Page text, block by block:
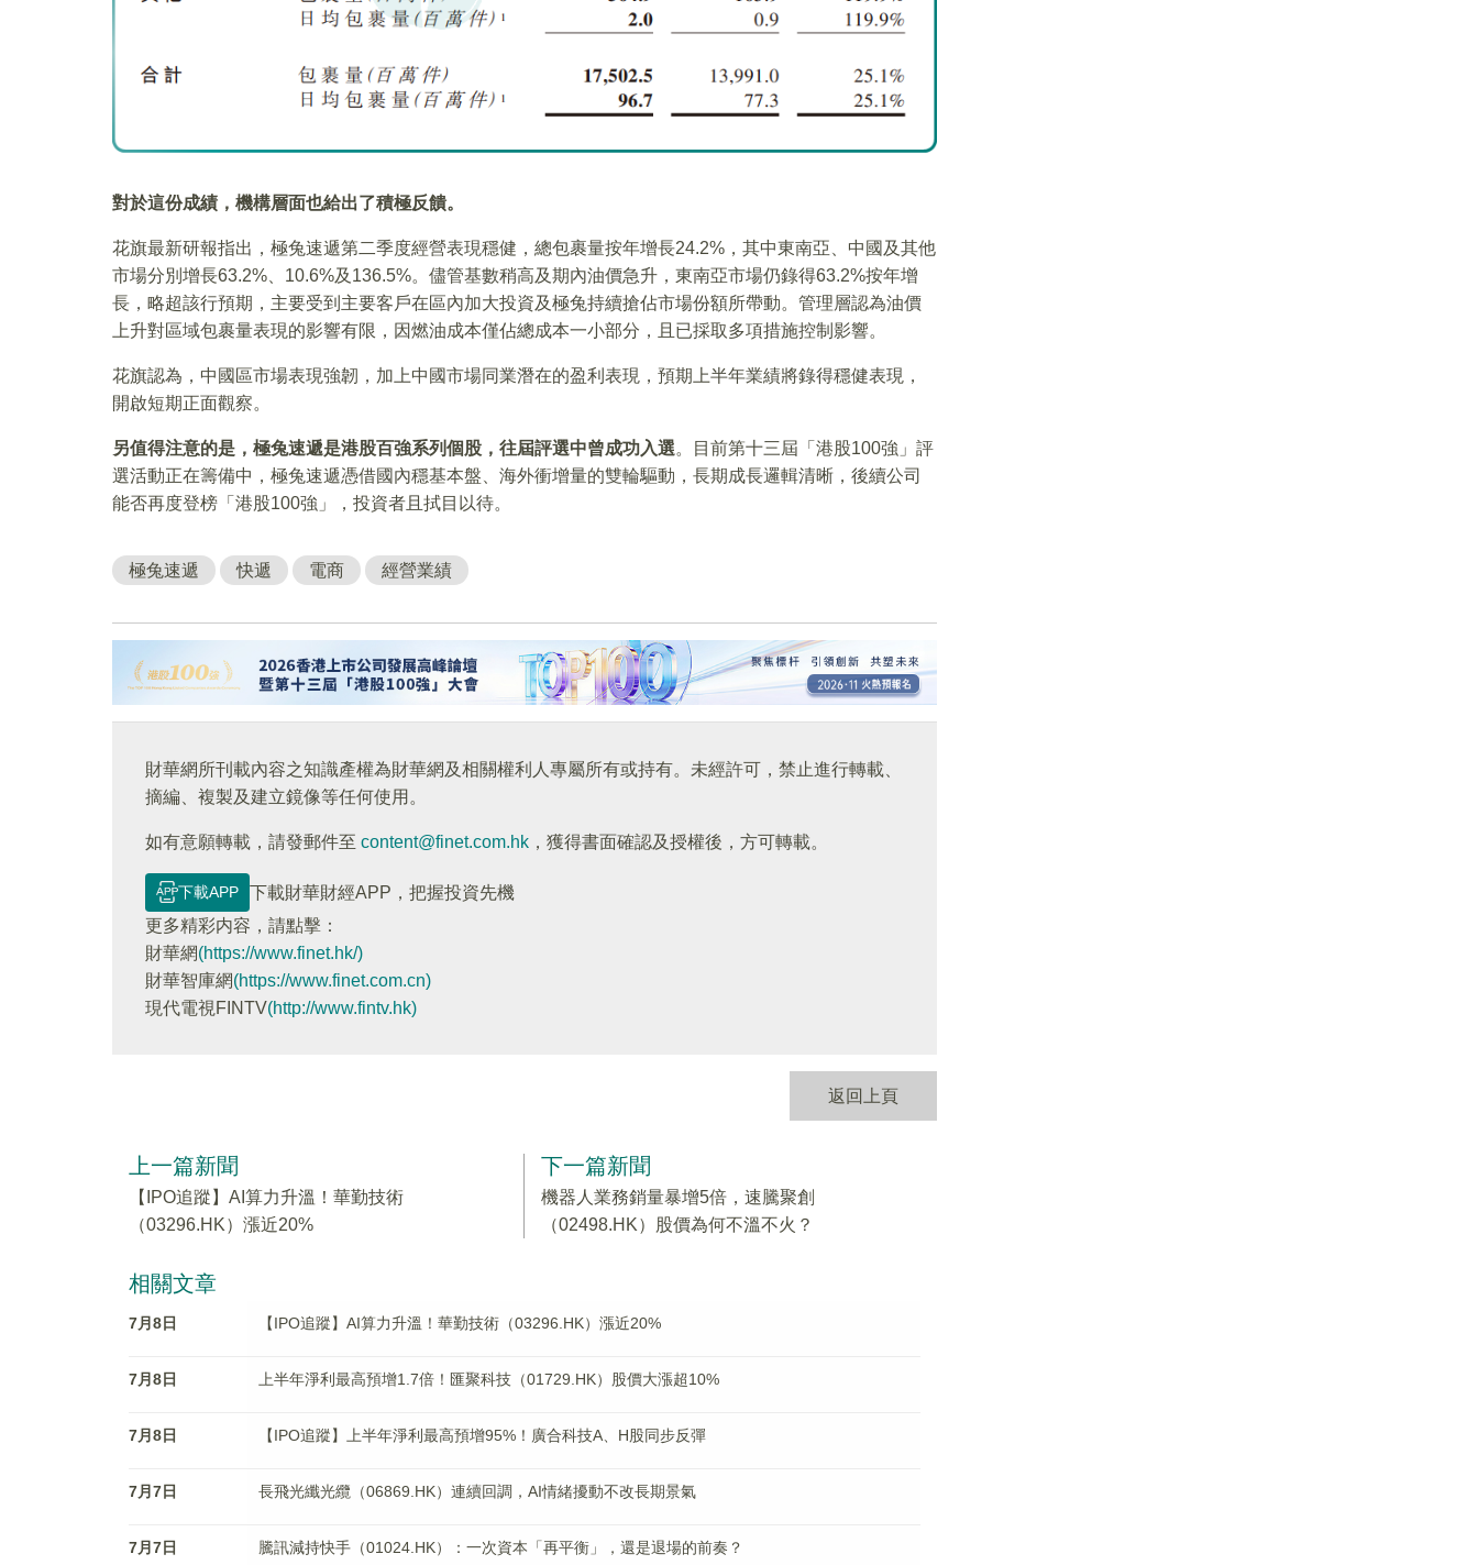
對於這份成績，機構層面也給出了積極反饋。
花旗最新研報指出，極兔速遞第二季度經營表現穩健，總包裹量按年增長24.2%，其中東南亞、中國及其他
市場分別增長63.2%、10.6%及136.5%。儘管基數稍高及期內油價急升，東南亞市場仍錄得63.2%按年增
長，略超該行預期，主要受到主要客戶在區內加大投資及極兔持續搶佔市場份額所帶動。管理層認為油價
上升對區域包裹量表現的影響有限，因燃油成本僅佔總成本一小部分，且已採取多項措施控制影響。
花旗認為，中國區市場表現強韌，加上中國市場同業潛在的盈利表現，預期上半年業績將錄得穩健表現，
開啟短期正面觀察。
另值得注意的是，極兔速遞是港股百強系列個股，往屆評選中曾成功入選。目前第十三屆「港股100強」評
選活動正在籌備中，極兔速遞憑借國內穩基本盤、海外衝增量的雙輪驅動，長期成長邏輯清晰，後續公司
能否再度登榜「港股100強」，投資者且拭目以待。
極兔速遞 快遞 電商 經營業績
財華網所刊載內容之知識產權為財華網及相關權利人專屬所有或持有。未經許可，禁止進行轉載、
摘編、複製及建立鏡像等任何使用。
如有意願轉載，請發郵件至 content@finet.com.hk ，獲得書面確認及授權後，方可轉載。
下載APP
下載財華財經APP，把握投資先機
更多精彩内容，請點擊：
財華網(https://www.finet.hk/)
財華智庫網(https://www.finet.com.cn)
現代電視FINTV(http://www.fintv.hk)
返回上頁
上一篇新聞
【IPO追蹤】AI算力升溫！華勤技術
（03296.HK）漲近20%
下一篇新聞
機器人業務銷量暴增5倍，速騰聚創
（02498.HK）股價為何不溫不火？
相關文章
7月8日 【IPO追蹤】AI算力升溫！華勤技術（03296.HK）漲近20%
7月8日 上半年淨利最高預增1.7倍！匯聚科技（01729.HK）股價大漲超10%
7月8日 【IPO追蹤】上半年淨利最高預增95%！廣合科技A、H股同步反彈
7月7日 長飛光纖光纜（06869.HK）連續回調，AI情緒擾動不改長期景氣
7月7日 騰訊減持快手（01024.HK）：一次資本「再平衡」，還是退場的前奏？